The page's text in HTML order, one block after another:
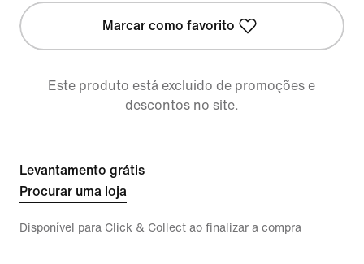
Marcar como favorito
Este produto está excluído de promoções e
descontos no site.
Levantamento grátis
Procurar uma loja
Disponível para Click & Collect ao finalizar a compra